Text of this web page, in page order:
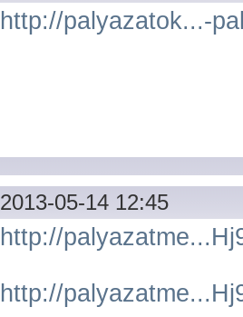
http://palyazatok...-
2013-05-14 12:45
http://
http://